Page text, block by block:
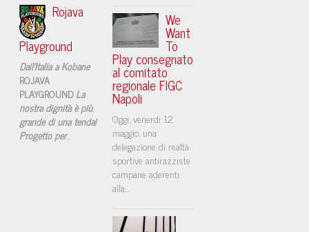
Rojava
Playground
Dall'Italia a Kobane
ROJAVA
PLAYGROUND La
nostra dignità è più
grande di una tenda!
Progetto per...
We
Want
To
Play consegnato
al comitato
regionale FIGC
Napoli
​Oggi, venerdi 12
maggio, una
delegazione di realtà
sportive antirazziste
campane aderenti
alla...